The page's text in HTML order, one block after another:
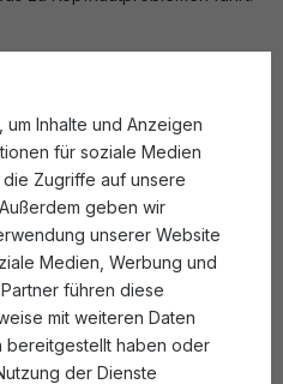
wie Teebaumöl, Rosmarin
Waschen nicht zu nass
mit einem Handtuch aus
auf die Haarlängen
Trockenshampoo:
verstopfen, was zu
führen kann.
Inhalte und Anzeigen
für soziale Medien
Zugriffe auf unsere
geben wir
unserer Website
Medien, Werbung und
führen diese
mit weiteren Daten
bereitgestellt haben oder
der Dienste